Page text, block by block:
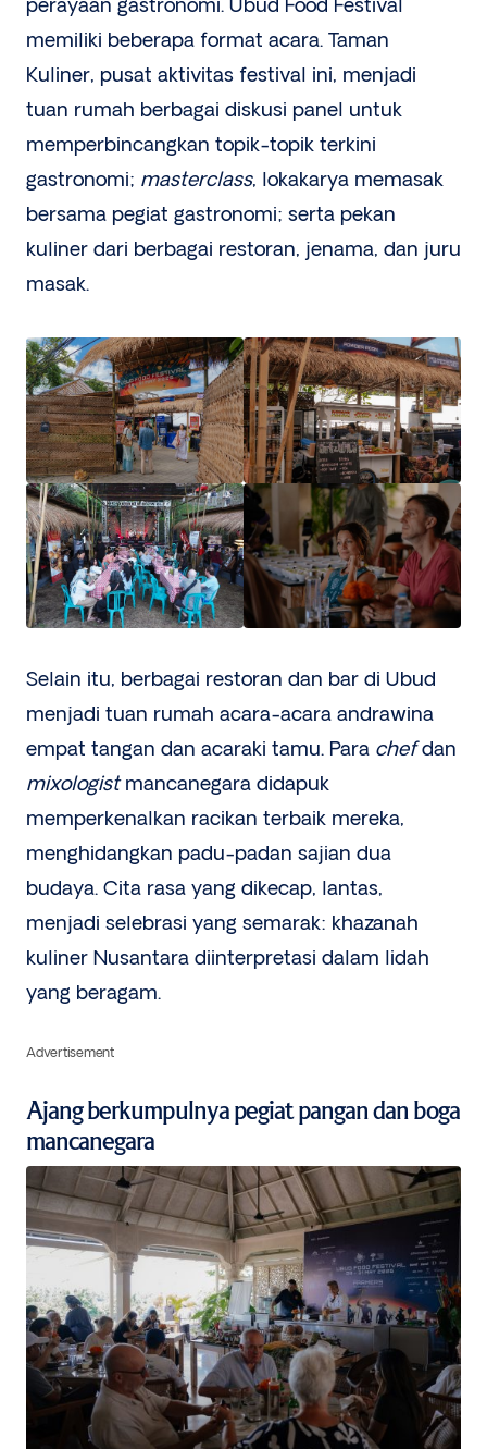
perayaan gastronomi. Ubud Food Festival
memiliki beberapa format acara. Taman
Kuliner, pusat aktivitas festival ini, menjadi
tuan rumah berbagai diskusi panel untuk
memperbincangkan topik-topik terkini
gastronomi; masterclass, lokakarya memasak
bersama pegiat gastronomi; serta pekan
kuliner dari berbagai restoran, jenama, dan juru
masak.
Selain itu, berbagai restoran dan bar di Ubud
menjadi tuan rumah acara-acara andrawina
empat tangan dan acaraki tamu. Para chefdan
mixologistmancanegara didapuk
memperkenalkan racikan terbaik mereka,
menghidangkan padu-padan sajian dua
budaya. Cita rasa yang dikecap, lantas,
menjadi selebrasi yang semarak: khazanah
kuliner Nusantara diinterpretasi dalam lidah
yang beragam.
Advertisement
Ajang berkumpulnya pegiat pangan dan boga
mancanegara